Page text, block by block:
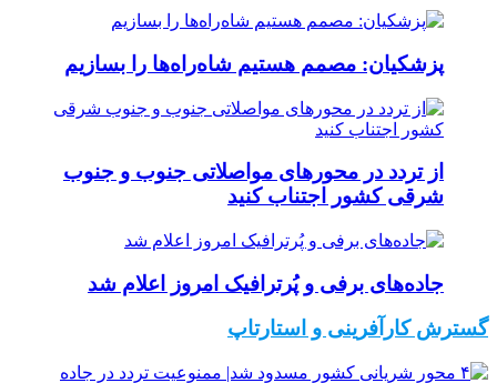
پزشکیان: مصمم هستیم شاه‌راه‌ها را بسازیم
از تردد در محورهای مواصلاتی جنوب و جنوب
شرقی کشور اجتناب کنید
جاده‌های برفی و پُرترافیک امروز اعلام شد
گسترش کارآفرینی و استارتاپ